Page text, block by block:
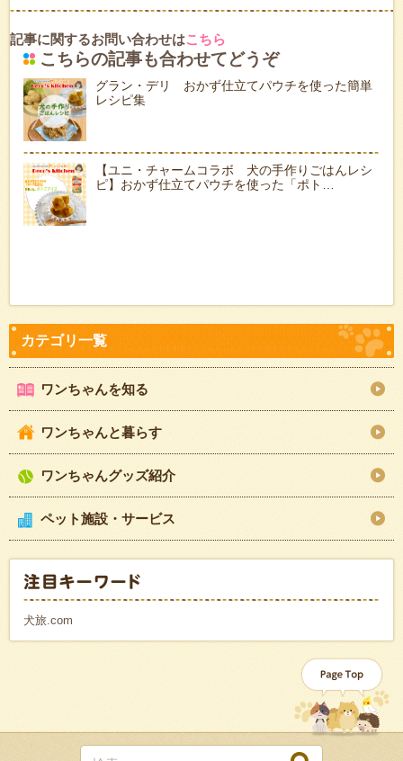
記事に関するお問い合わせはこちら
こちらの記事も合わせてどうぞ
グラン・デリ おかず仕立てパウチを使った簡単
レシピ集
【ユニ・チャームコラボ 犬の手作りごはんレシ
ピ】おかず仕立てパウチを使った「ポト…
ワンちゃんを知る
ワンちゃんと暮らす
ワンちゃんグッズ紹介
ペット施設・サービス
犬旅.com